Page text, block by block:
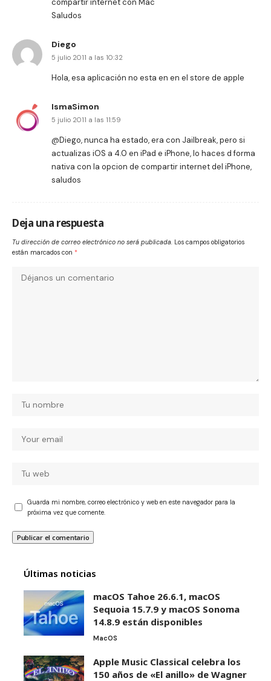
Saludos
Diego
5 julio 2011 a las 10:32
Hola, esa aplicación no esta en en el store de apple
IsmaSimon
5 julio 2011 a las 11:59
@Diego, nunca ha estado, era con Jailbreak, pero si
actualizas iOS a 4.0 en iPad e iPhone, lo haces d forma
nativa con la opcion de compartir internet del iPhone,
saludos
Deja una respuesta
Tu dirección de correo electrónico no será publicada. Los campos obligatorios
están marcados con *
Guarda mi nombre, correo electrónico y web en este navegador para la
próxima vez que comente.
Últimas noticias
macOS Tahoe 26.6.1, macOS
Sequoia 15.7.9 y macOS Sonoma
14.8.9 están disponibles
MacOS
Apple Music Classical celebra los
150 años de «El anillo» de Wagner